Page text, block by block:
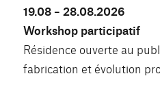
19.08 – 28.08.2026
Workshop participatif
Résidence ouverte au
fabrication et évolution